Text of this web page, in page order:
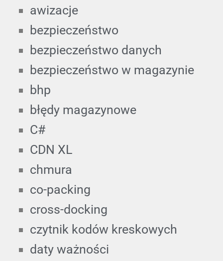
awizacje
bezpieczeństwo
bezpieczeństwo danych
bezpieczeństwo w magazynie
bhp
błędy magazynowe
C#
CDN XL
chmura
co-packing
cross-docking
czytnik kodów kreskowych
daty ważności